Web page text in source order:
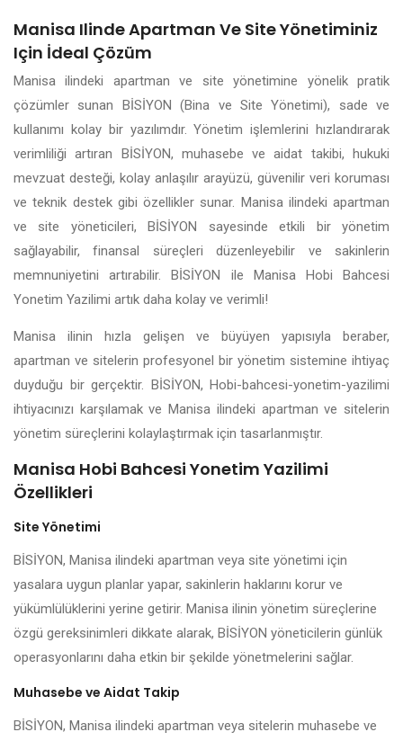
Manisa Ilinde Apartman Ve Site Yönetiminiz
Için İdeal Çözüm
Manisa ilindeki apartman ve site yönetimine yönelik pratik
çözümler sunan BİSİYON (Bina ve Site Yönetimi), sade ve
kullanımı kolay bir yazılımdır. Yönetim işlemlerini hızlandırarak
verimliliği artıran BİSİYON, muhasebe ve aidat takibi, hukuki
mevzuat desteği, kolay anlaşılır arayüzü, güvenilir veri koruması
ve teknik destek gibi özellikler sunar. Manisa ilindeki apartman
ve site yöneticileri, BİSİYON sayesinde etkili bir yönetim
sağlayabilir, finansal süreçleri düzenleyebilir ve sakinlerin
memnuniyetini artırabilir. BİSİYON ile Manisa Hobi Bahcesi
Yonetim Yazilimi artık daha kolay ve verimli!
Manisa ilinin hızla gelişen ve büyüyen yapısıyla beraber,
apartman ve sitelerin profesyonel bir yönetim sistemine ihtiyaç
duyduğu bir gerçektir. BİSİYON, Hobi-bahcesi-yonetim-yazilimi
ihtiyacınızı karşılamak ve Manisa ilindeki apartman ve sitelerin
yönetim süreçlerini kolaylaştırmak için tasarlanmıştır.
Manisa Hobi Bahcesi Yonetim Yazilimi
Özellikleri
Site Yönetimi
BİSİYON, Manisa ilindeki apartman veya site yönetimi için
yasalara uygun planlar yapar, sakinlerin haklarını korur ve
yükümlülüklerini yerine getirir. Manisa ilinin yönetim süreçlerine
özgü gereksinimleri dikkate alarak, BİSİYON yöneticilerin günlük
operasyonlarını daha etkin bir şekilde yönetmelerini sağlar.
Muhasebe ve Aidat Takip
BİSİYON, Manisa ilindeki apartman veya sitelerin muhasebe ve